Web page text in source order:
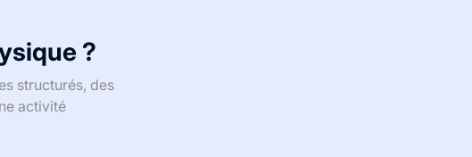
?
structurés, des
activité